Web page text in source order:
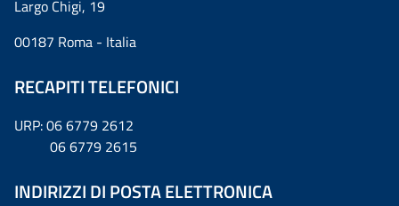
Largo Chigi, 19
00187 Roma - Italia
RECAPITI TELEFONICI
URP: 06 6779 2612
06 6779 2615
INDIRIZZI DI POSTA ELETTRONICA